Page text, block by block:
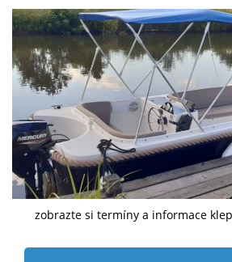
zobrazte si termíny a informace